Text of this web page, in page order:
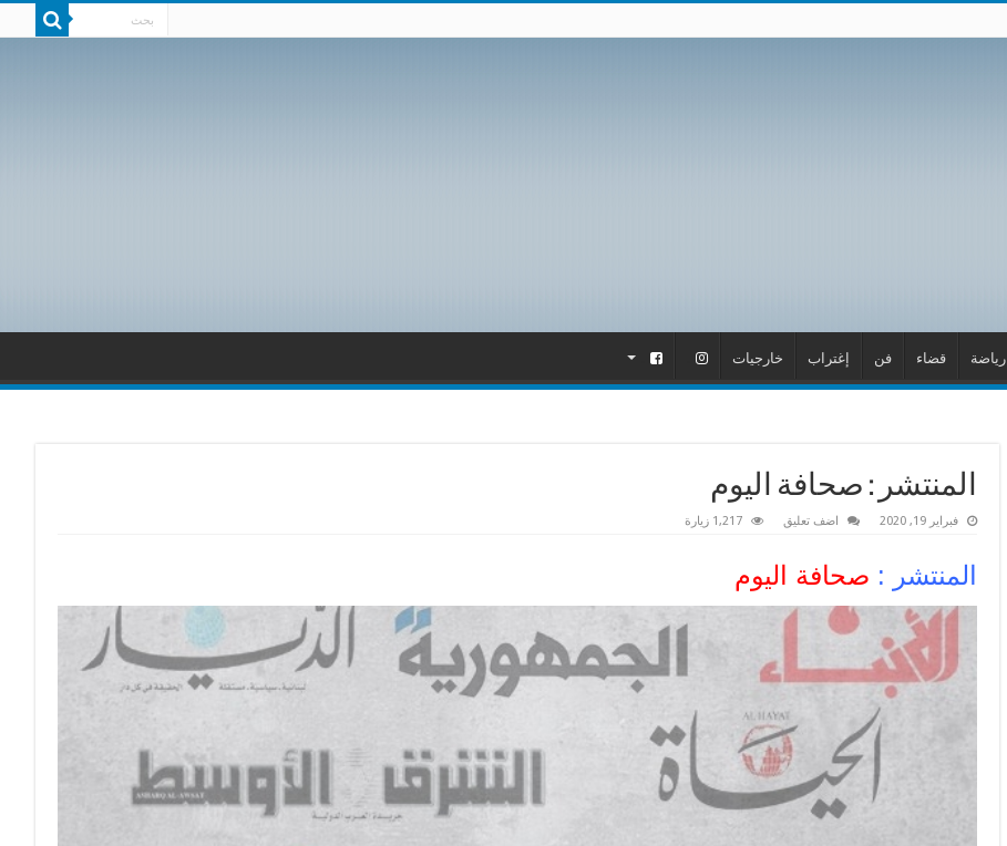
رياضة قضاء فن إغتراب خارجيات
المنتشر : صحافة اليوم
فبراير 19, 2020 اضف تعليق 1,217 زيارة
المنتشر : صحافة اليوم